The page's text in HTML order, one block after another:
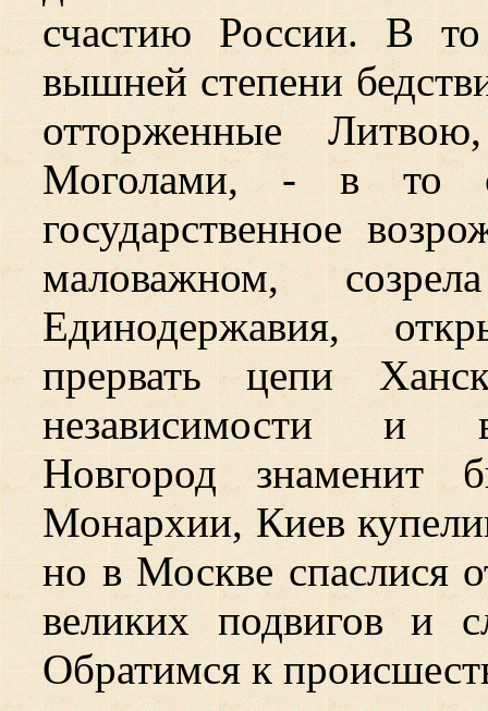
счастию России. В то
вышней степени
отторженные
Моголами, - в то
государственное
маловажном,
Единодержавия,
прервать цепи
независимости и
Новгород
Монархии, Киев
но в Москве спаслися
великих подвигов и
Обратимся к